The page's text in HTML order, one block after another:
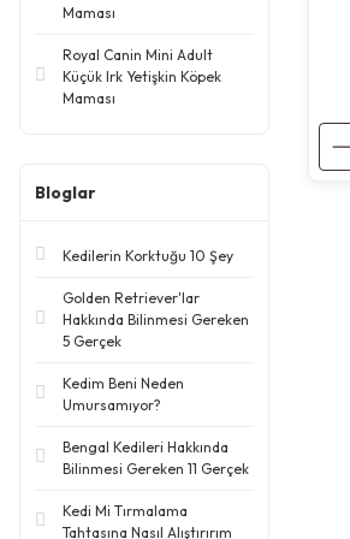
Maması
Royal Canin Mini Adult
Küçük Irk Yetişkin Köpek
Maması
Bloglar
Kedilerin Korktuğu 10 Şey
Golden Retriever'lar
Hakkında Bilinmesi Gereken
5 Gerçek
Kedim Beni Neden
Umursamıyor?
Bengal Kedileri Hakkında
Bilinmesi Gereken 11 Gerçek
Kedi Mi Tırmalama
Tahtasına Nasıl Alıştırırım